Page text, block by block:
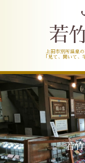
若
上田市別所温泉
「見て、聞いて、
若